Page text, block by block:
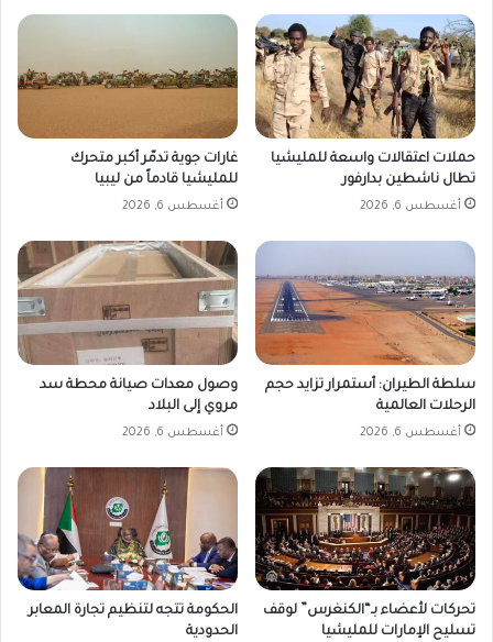
حملات اعتقالات واسعة للمليشيا
تطال ناشطين بدارفور
أغسطس 6, 2026
غارات جوية تدمّر أكبر متحرك
للمليشيا قادماً من ليبيا
أغسطس 6, 2026
سلطة الطيران: أستمرار تزايد حجم
الرحلات العالمية
أغسطس 6, 2026
وصول معدات صيانة محطة سد
مروي إلى البلاد
أغسطس 6, 2026
تحركات لأعضاء بـ“الكنغرس” لوقف
تسليح الإمارات للمليشيا
الحكومة تتجه لتنظيم تجارة المعابر
الحدودية